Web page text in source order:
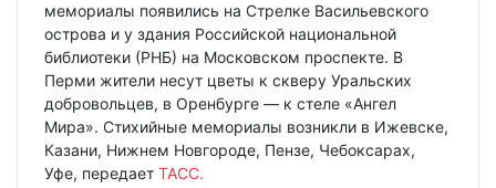
мемориалы появились на Стрелке Васильевского
острова и у здания Российской национальной
библиотеки (РНБ) на Московском проспекте. В
Перми жители несут цветы к скверу Уральских
добровольцев, в Оренбурге — к стеле «Ангел
Мира». Стихийные мемориалы возникли в Ижевске,
Казани, Нижнем Новгороде, Пензе, Чебоксарах,
Уфе, передает ТАСС.